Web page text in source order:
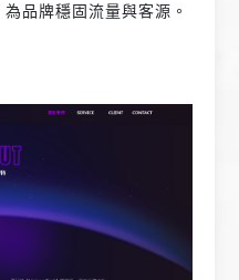
品牌穩固流量與客源。